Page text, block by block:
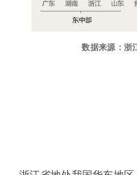
数据来源：浙